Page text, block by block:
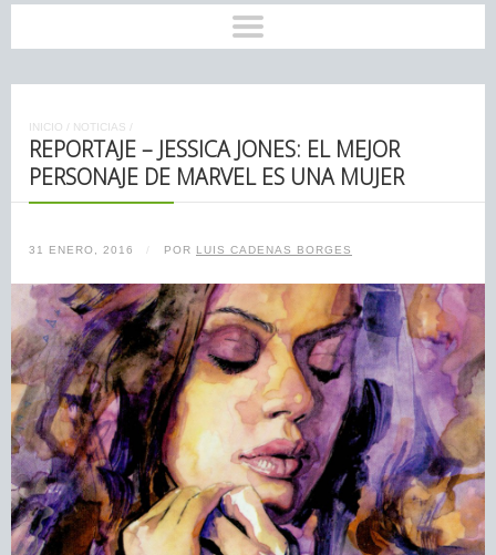
INICIO / NOTICIAS /
REPORTAJE – JESSICA JONES: EL MEJOR
PERSONAJE DE MARVEL ES UNA MUJER
31 ENERO, 2016 / POR LUIS CADENAS BORGES